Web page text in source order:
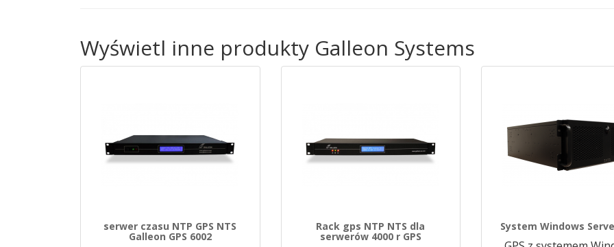
Wyświetl inne produkty Galleon Systems
serwer czasu NTP GPS NTS
Galleon GPS 6002
Rack gps NTP NTS dla
serwerów 4000 r GPS
System Windows